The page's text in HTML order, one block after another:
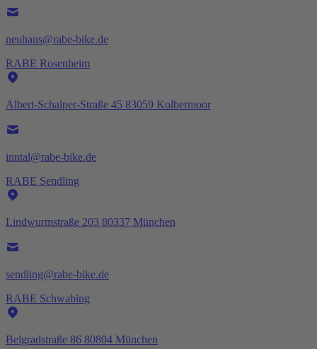
neuhaus@rabe-bike.de
RABE Rosenheim
Albert-Schalper-Straße 45 83059 Kolbermoor
inntal@rabe-bike.de
RABE Sendling
Lindwurmstraße 203 80337 München
sendling@rabe-bike.de
RABE Schwabing
Belgradstraße 86 80804 München